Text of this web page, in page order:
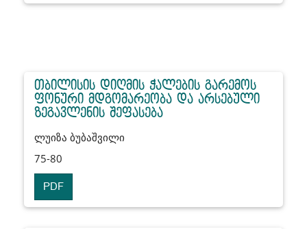
თბილისის დიღმის ჭალების გარემოს
ფონური მდგომარეობა და არსებული
ზეგავლენის შეფასება
ლუიზა ბუბაშვილი
75-80
PDF